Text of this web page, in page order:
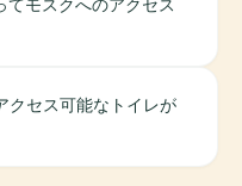
てモスクへのアクセス
クセス可能なトイレが